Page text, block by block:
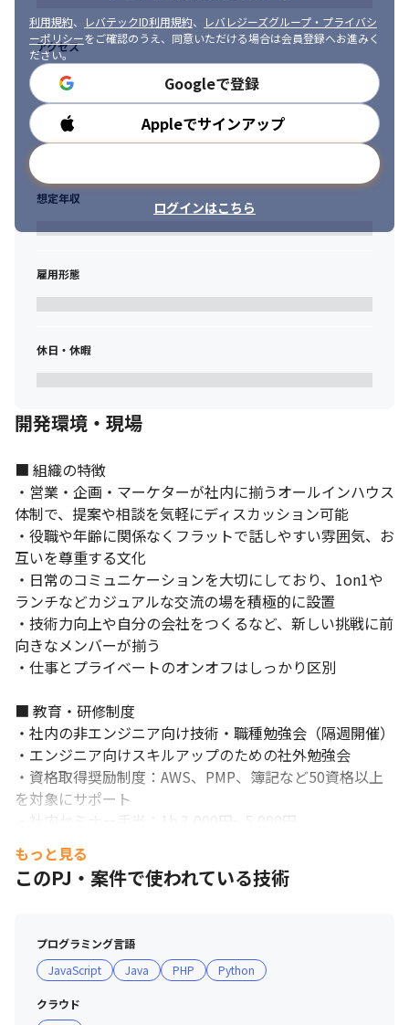
利用規約、 レバテックID利用規約、
レバレジーズグループ・プライバシ
ーポリシーをご確認のうえ、同意いただける場合は会員登録へお進みく
ださい。
Googleで登録
Appleでサインアップ
ログインはこちら
アクセス
勤務時間
想定年収
雇用形態
休日・休暇
開発環境・現場
■ 組織の特徴
・営業・企画・マーケターが社内に揃うオールインハウス
体制で、提案や相談を気軽にディスカッション可能
・役職や年齢に関係なくフラットで話しやすい雰囲気、お
互いを尊重する文化
・日常のコミュニケーションを大切にしており、1on1や
ランチなどカジュアルな交流の場を積極的に設置
・技術力向上や自分の会社をつくるなど、新しい挑戦に前
向きなメンバーが揃う
・仕事とプライベートのオンオフはしっかり区別
■ 教育・研修制度
・社内の非エンジニア向け技術・職種勉強会（隔週開催）
・エンジニア向けスキルアップのための社外勉強会
・資格取得奨励制度：AWS、PMP、簿記など50資格以上
を対象にサポート
・社内セミナー手当：1h 3,000円~ 5,000円
・成長を記録する指数（G-Point）：セミナー参加・実
施・資格取得でポイント付与、受験費用やオンラインコー
スと交換可能
もっと見る
このPJ・案件で使われている技術
プログラミング言語
JavaScript
Java PHP Python
クラウド